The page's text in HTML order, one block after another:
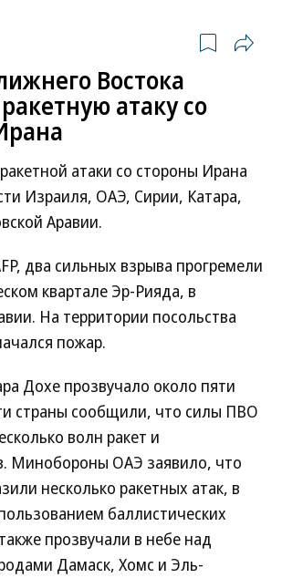
Востока
атаку со
атаки со стороны Ирана
Израиля, ОАЭ, Сирии, Катара,
Аравии.
два сильных взрыва прогремели
квартале Эр-Рияда, в
На территории посольства
пожар.
Дохе прозвучало около пяти
страны сообщили, что силы ПВО
волн ракет и
Минобороны ОАЭ заявило, что
несколько ракетных атак, в
баллистических
прозвучали в небе над
Дамаск, Хомс и Эль-